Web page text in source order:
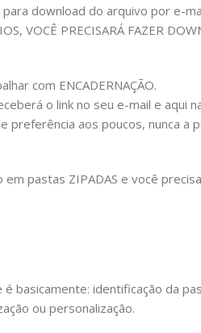
download do arquivo por e-
VOCÊ PRECISARÁ FAZER
com ENCADERNAÇÃO.
o link no seu e-mail e aqui
preferência aos poucos, nunca
pastas ZIPADAS e você
basicamente: identificação da
ou personalização.